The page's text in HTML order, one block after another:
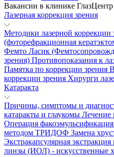
Вакансии в клинике ГлазЦентр
Лазерная коррекция зрения
Методики лазерной коррекции
(фоторефракционная
Фемто Ласик
зрения) Противопоказания к
Памятка по коррекции зрения
коррекции зрения Хирурги
Катаракта
Причины, симптомы и
катаракты и глаукомы Лечение
Операция факоэмульсификация
методом ТРИДОФ Замена
Экстракапсулярная экстракция
линзы (ИОЛ) - искусственные